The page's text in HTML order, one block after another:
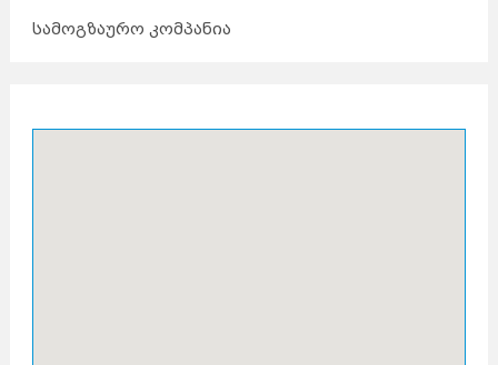
სამოგზაურო კომპანია